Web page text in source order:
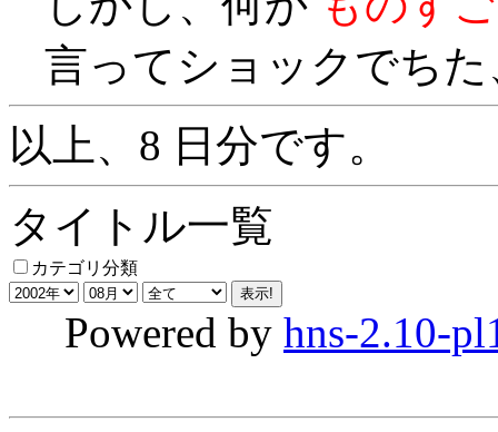
言ってショックでちた
以上、8 日分です。
タイトル一覧
カテゴリ分類
Powered by hns-2.10-